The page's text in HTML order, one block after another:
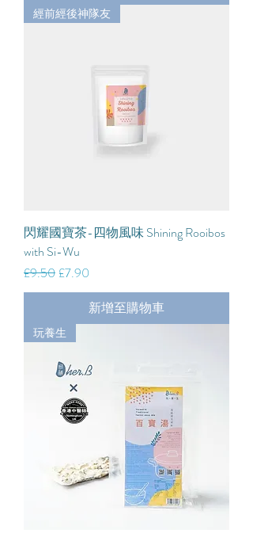
經前經後神隊友
閃耀國寶茶-四物風味 Shining Rooibos
with Si-Wu
一般價格
£9.50 促銷價格
£7.90
新增至購物車
玩養生